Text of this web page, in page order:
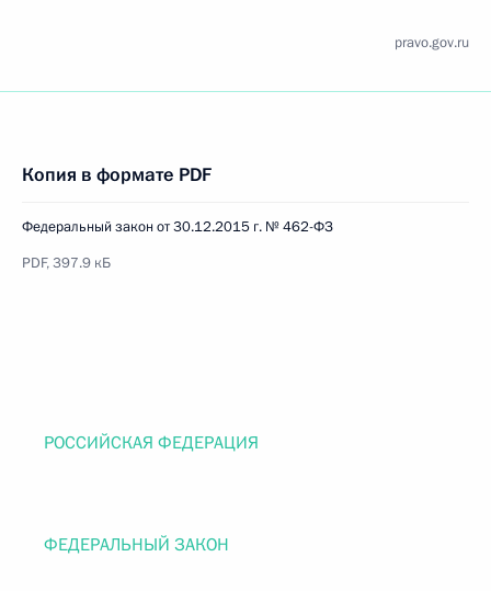
pravo.gov.ru
Копия в формате PDF
Федеральный закон от 30.12.2015 г. № 462-ФЗ
PDF, 397.9 кБ
РОССИЙСКАЯ ФЕДЕРАЦИЯ
ФЕДЕРАЛЬНЫЙ ЗАКОН